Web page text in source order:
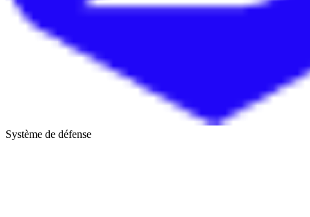
Système de défense